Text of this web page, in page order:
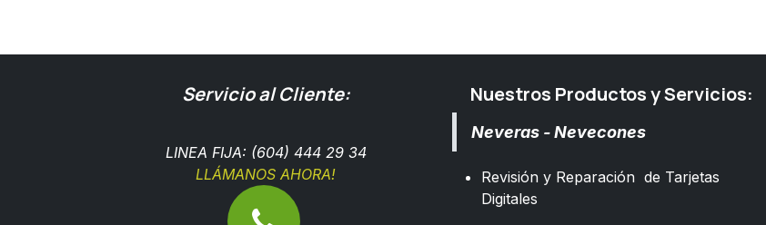
Servicio al Cliente:
LINEA FIJA: (604) 444 29 34
LLÁMANOS AHORA!
Nuestros Productos y Servicios:
Neveras - Nevecones
Revisión y Reparación de Tarjetas
Digitales